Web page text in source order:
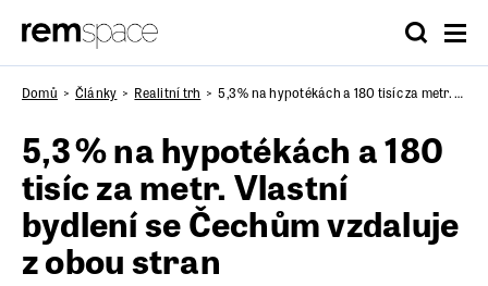
Domů Články Realitní trh 5,3 % na hypotékách a 180 tisíc za metr. Vlastní bydlení se Čechům vzdaluje z obou stran
5,3 % na hypotékách a 180
tisíc za metr. Vlastní
bydlení se Čechům vzdaluje
z obou stran